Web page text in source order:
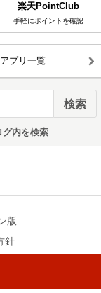
楽天PointClub
手軽にポイントを確認
アプリ一覧
グ内を検索
版
針